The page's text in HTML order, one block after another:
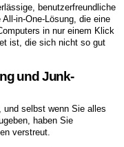
benutzerfreundliche
in-One-Lösung, die eine
in nur einem Klick
ist, die sich nicht so gut
und Junk-
und selbst wenn Sie alles
haben Sie
verstreut.